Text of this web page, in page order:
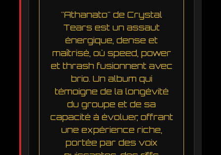
"Athanato" de Crystal
Tears est un assaut
énergique, dense et
maîtrisé, où speed, power
et thrash fusionnent avec
brio. Un album qui
témoigne de la longévité
du groupe et de sa
capacité à évoluer, offrant
une expérience riche,
portée par des voix